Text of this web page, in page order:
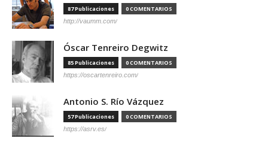
87 Publicaciones 0 COMENTARIOS
http://vaumm.com/
Óscar Tenreiro Degwitz
85 Publicaciones 0 COMENTARIOS
https://oscartenreiro.com/
Antonio S. Río Vázquez
57 Publicaciones 0 COMENTARIOS
https://asrv.es/